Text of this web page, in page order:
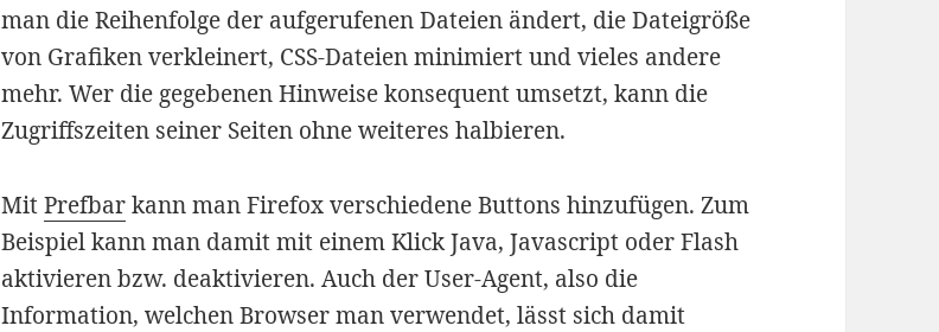
man die Reihenfolge der aufgerufenen Dateien ändert, die Dateigröße
von Grafiken verkleinert, CSS-Dateien minimiert und vieles andere
mehr. Wer die gegebenen Hinweise konsequent umsetzt, kann die
Zugriffszeiten seiner Seiten ohne weiteres halbieren.
MitPrefbarkann man Firefox verschiedene Buttons hinzufügen. Zum
Beispiel kann man damit mit einem Klick Java, Javascript oder Flash
aktivieren bzw. deaktivieren. Auch der User-Agent, also die
Information, welchen Browser man verwendet, lässt sich damit